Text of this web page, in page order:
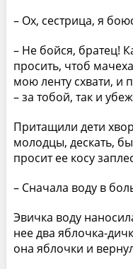
– Ох, сестрица, я
– Не бойся, братец!
просить, чтоб
мою ленту схвати, и
– за тобой, так и
Притащили дети
молодцы, дескать,
просит ее косу
– Сначала воду в
Эвичка воду
нее два яблочка-
она яблочки и